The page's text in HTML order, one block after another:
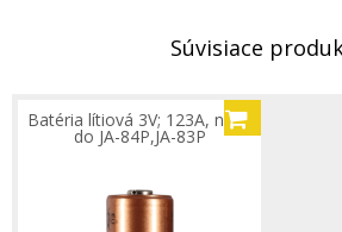
Súvisiace
Batéria lítiová 3V; 123A, napr.
do JA-84P,JA-83P